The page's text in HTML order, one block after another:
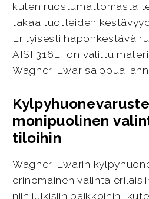
kuten ruostumattomasta
takaa tuotteiden
Erityisesti haponkestävä
AISI 316L, on valittu
Wagner-Ewar saippua-
monipuolinen
tiloihin
Wagner-Ewarin
erinomainen valinta
niin julkisiin paikkoihin,